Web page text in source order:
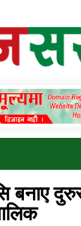
बनाए